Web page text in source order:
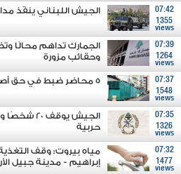
07:42
1355
views
الجيش اللبناني ينفّذ
07:39
1264
views
الجمارك تداهم محالًا
وحقائب مزورة
07:37
1548
views
5 محاضر ضبط في حق أصحاب مولدات مخالفين
07:35
1326
views
الجيش
حربية
07:32
1477
views
مياه بيروت: وقف
إبراهيم - مدينة جبيل